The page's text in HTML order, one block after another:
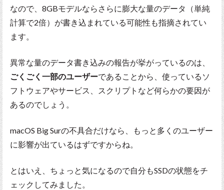
なので、8GBモデルならさらに膨大な量のデータ（単純
計算で2倍）が書き込まれている可能性も指摘されてい
ます。
異常な量のデータ書き込みの報告が挙がっているのは、
ごくごく一部のユーザーであることから、使っているソ
フトウェアやサービス、スクリプトなど何らかの要因が
あるのでしょう。
macOS Big Surの不具合だけなら、もっと多くのユーザー
に影響が出ているはずですからね。
とはいえ、ちょっと気になるので自分もSSDの状態をチ
ェックしてみました。